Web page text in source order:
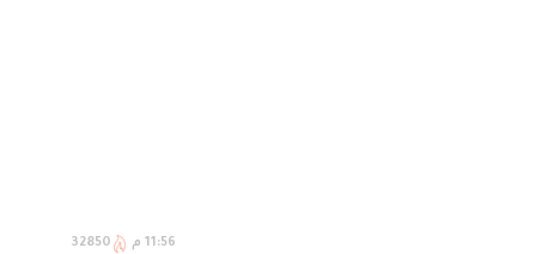
11:56 م 32850